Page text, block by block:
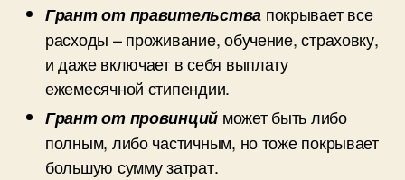
Грант от правительства покрывает все
расходы – проживание, обучение, страховку,
и даже включает в себя выплату
ежемесячной стипендии.
Грант от провинций может быть либо
полным, либо частичным, но тоже покрывает
большую сумму затрат.